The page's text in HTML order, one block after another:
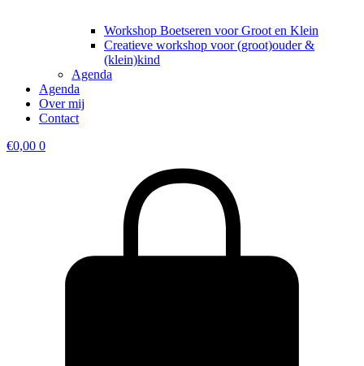
Workshop Boetseren voor Groot en Klein
Creatieve workshop voor (groot)ouder &
(klein)kind
Agenda
Agenda
Over mij
Contact
€0,00 0